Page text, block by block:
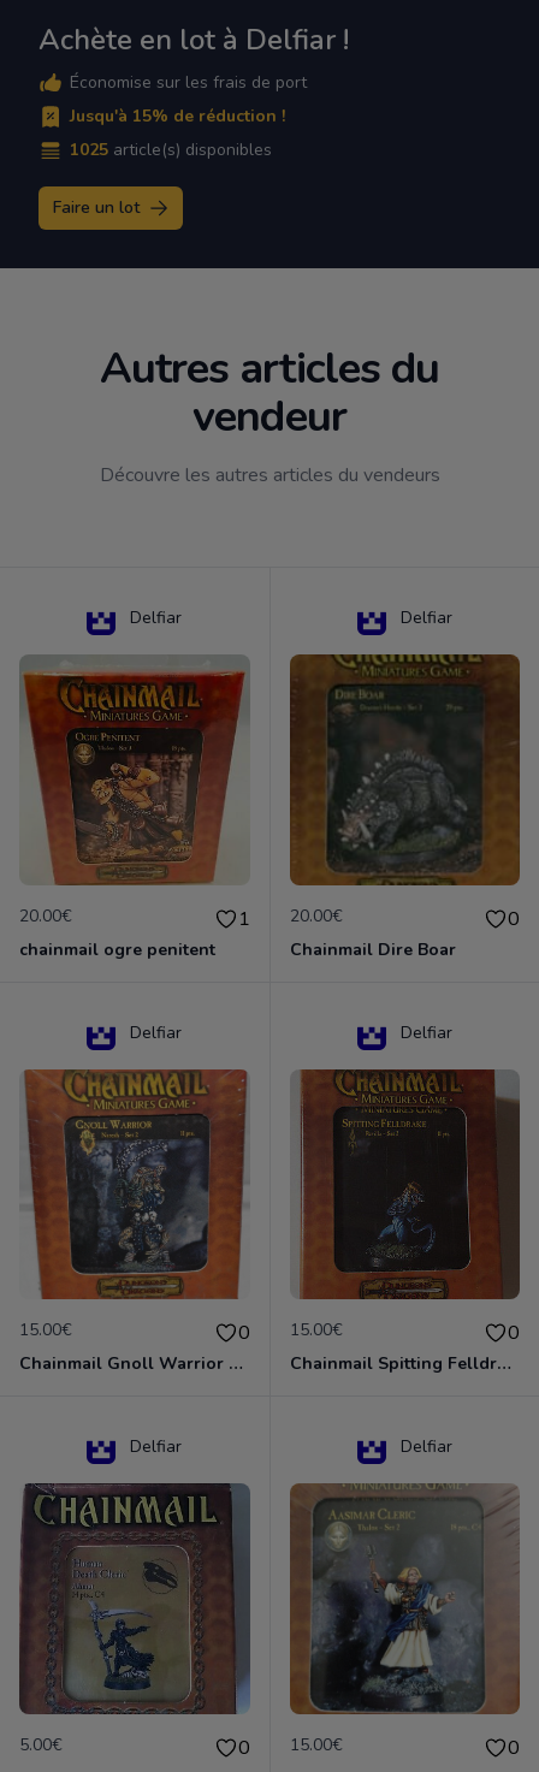
Achète en lot à Delfiar !
Économise sur les frais de port
Jusqu'à 15% de réduction !
1025 article(s) disponibles
Faire un lot
Autres articles du
vendeur
Découvre les autres articles du vendeurs
Delfiar
20.00€ 1
chainmail ogre penitent
Delfiar
20.00€ 0
Chainmail Dire Boar
Delfiar
15.00€ 0
Chainmail Gnoll Warrior Dungeons & Dragons
Delfiar
15.00€ 0
Chainmail Spitting Felldrake
Delfiar
5.00€ 0
Delfiar
15.00€ 0